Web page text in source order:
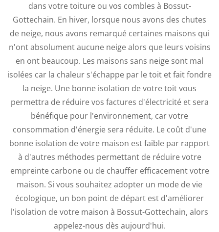
dans votre toiture ou vos combles à Bossut-
Gottechain. En hiver, lorsque nous avons des chutes
de neige, nous avons remarqué certaines maisons qui
n'ont absolument aucune neige alors que leurs voisins
en ont beaucoup. Les maisons sans neige sont mal
isolées car la chaleur s'échappe par le toit et fait fondre
la neige. Une bonne isolation de votre toit vous
permettra de réduire vos factures d'électricité et sera
bénéfique pour l'environnement, car votre
consommation d'énergie sera réduite. Le coût d'une
bonne isolation de votre maison est faible par rapport
à d'autres méthodes permettant de réduire votre
empreinte carbone ou de chauffer efficacement votre
maison. Si vous souhaitez adopter un mode de vie
écologique, un bon point de départ est d'améliorer
l'isolation de votre maison à Bossut-Gottechain, alors
appelez-nous dès aujourd'hui.